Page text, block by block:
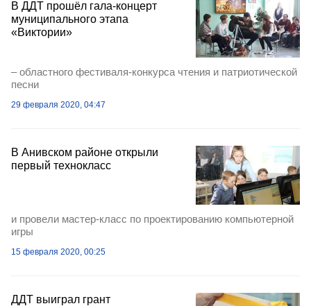
В ДДТ прошёл гала-концерт
муниципального этапа
«Виктории»
– областного фестиваля-конкурса чтения и патриотической
песни
29 февраля 2020, 04:47
В Анивском районе открыли
первый технокласс
и провели мастер-класс по проектированию компьютерной
игры
15 февраля 2020, 00:25
ДДТ выиграл грант